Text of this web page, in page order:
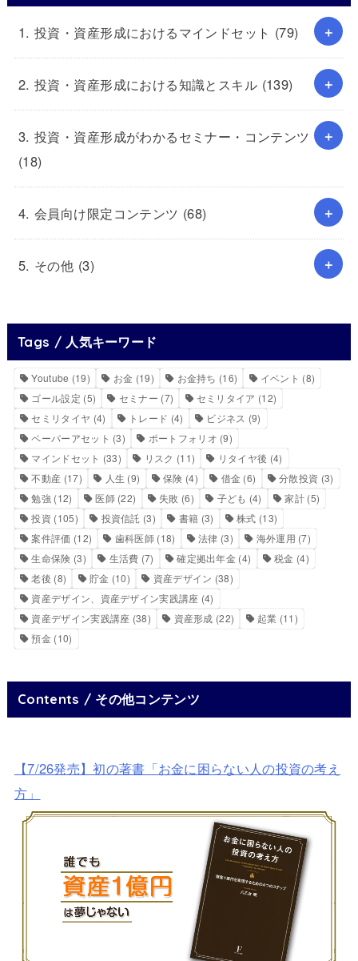
1. 投資・資産形成におけるマインドセット (79)
2. 投資・資産形成における知識とスキル (139)
3. 投資・資産形成がわかるセミナー・コンテンツ
(18)
4. 会員向け限定コンテンツ (68)
5. その他 (3)
Tags / 人気キーワード
Youtube (19) お金 (19) お金持ち (16) イベント (8)
ゴール設定 (5) セミナー (7) セミリタイア (12)
セミリタイヤ (4) トレード (4) ビジネス (9)
ペーパーアセット (3) ポートフォリオ (9)
マインドセット (33) リスク (11) リタイヤ後 (4)
不動産 (17) 人生 (9) 保険 (4) 借金 (6) 分散投資 (3)
勉強 (12) 医師(22) 失敗 (6) 子ども (4) 家計(5)
投資 (105) 投資信託 (3) 書籍 (3) 株式 (13)
案件評価 (12) 歯科医師 (18) 法律 (3) 海外運用 (7)
生命保険 (3) 生活費 (7) 確定拠出年金 (4) 税金 (4)
老後 (8) 貯金 (10) 資産デザイン (38)
資産デザイン、資産デザイン実践講座 (4)
資産デザイン実践講座 (38) 資産形成 (22) 起業 (11)
預金 (10)
Contents / その他コンテンツ
【7/26発売】初の著書「お金に困らない人の投資の考え
方」